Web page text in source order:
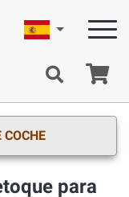
Español
COCHE
para